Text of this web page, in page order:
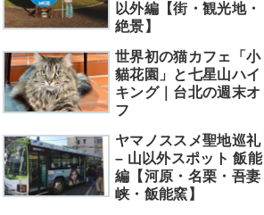
以外編【街・観光地・
絶景】
世界初の猫カフェ「小
貓花園」と七星山ハイ
キング｜台北の週末オ
フ
ヤマノススメ聖地巡礼
– 山以外スポット 飯能
編【河原・名栗・吾妻
峡・飯能窯】